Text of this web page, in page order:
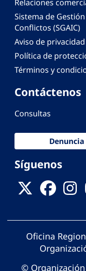
Relaciones
Sistema de
Conflictos (SGAIC)
Aviso de privacidad
Política de
Términos y
Contáctenos
Consultas
Síguenos
Oficina
©